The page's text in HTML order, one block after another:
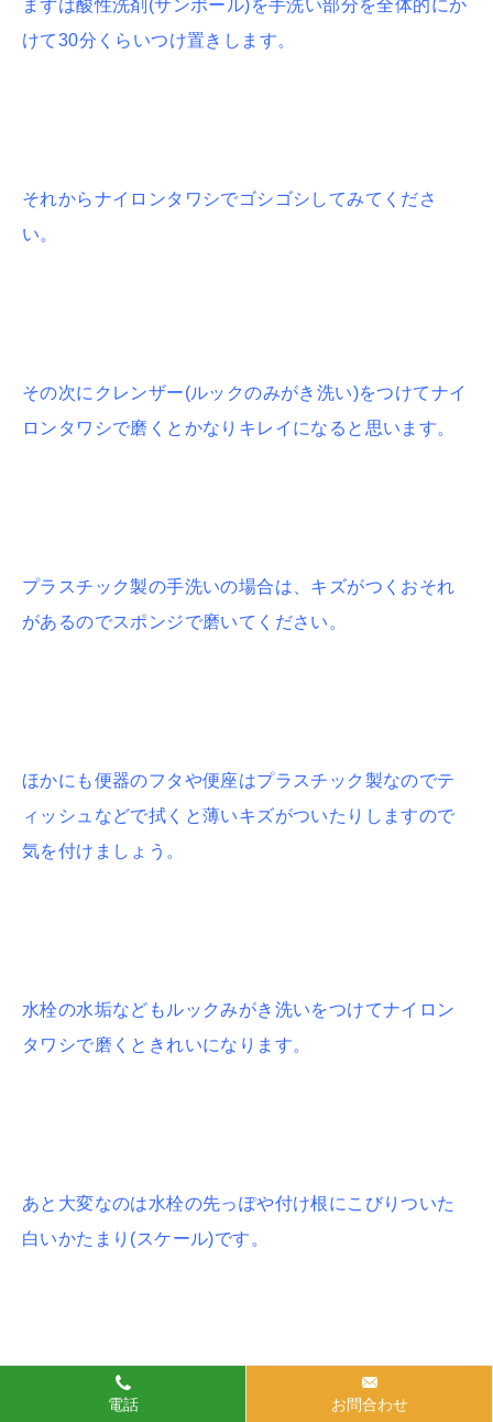
まずは酸性洗剤(サンポール)を手洗い部分を全体的にか
けて30分くらいつけ置きします。
それからナイロンタワシでゴシゴシしてみてくださ
い。
その次にクレンザー(ルックのみがき洗い)をつけてナイ
ロンタワシで磨くとかなりキレイになると思います。
プラスチック製の手洗いの場合は、キズがつくおそれ
があるのでスポンジで磨いてください。
ほかにも便器のフタや便座はプラスチック製なのでテ
ィッシュなどで拭くと薄いキズがついたりしますので
気を付けましょう。
水栓の水垢などもルックみがき洗いをつけてナイロン
タワシで磨くときれいになります。
あと大変なのは水栓の先っぽや付け根にこびりついた
白いかたまり(スケール)です。
ナイロンタワシなどでこすっても落ちない場合は、ス
電話 お問合わせ